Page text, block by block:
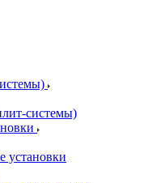
системы)
установки